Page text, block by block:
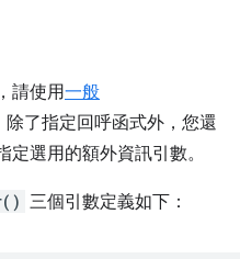
請使用一般
除了指定回呼函式外，您還
選用的額外資訊引數。
三個引數定義如下：